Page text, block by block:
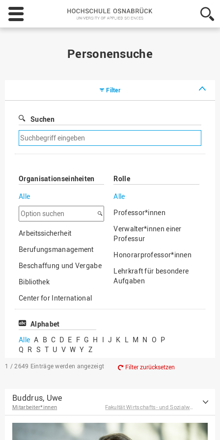
Hochschule
Osnabrück
-
Personensuche
Filter
Suchen
Suchfilter
entfernen
Organisationseinheiten
Alle
Option
suchen
Arbeitssicherheit
Berufungsmanagement
Beschaffung und Vergabe
Bibliothek
Center for International
Mobility
Center for International
Chancengerechtigkeit
eLearning Competence
EU-Büro
Fakultät
Agrarwissenschaften und
Landschaftsarchitektur
Rolle
Alle
Professor*innen
Verwalter*innen einer
Professur
Honorarprofessor*innen
Lehrkraft für besondere
Aufgaben
Professor*innen im
Alphabet
Alle A B C D E F G H I J K L M N O P
Q R S T U V W Y Z
1 / 2649 Einträge werden angezeigt Filter zurücksetzen
Buddrus, Uwe
Mitarbeiter*innen